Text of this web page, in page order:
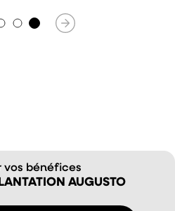
vos bénéfices
AUGUSTO